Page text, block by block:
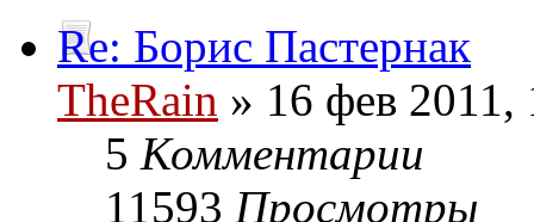
Re: Борис Пастернак
TheRain » 16 фев 2011,
5 Комментарии
11593 Просмотры